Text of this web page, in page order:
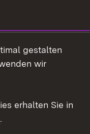
gestalten
wir
erhalten Sie in
.